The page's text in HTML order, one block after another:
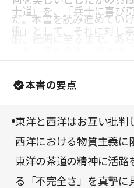
だ。本書を読み進めてい
方が影響していることが
みがない人でも、「真の
にでも偉大を考える」と
るところがあるのではな
士道』を、「兵士に喜び
術」として、それに対し
化の価値を軽視してしま
化」になっていないか、
葉は、今の時代を生きる
のである。
本書の要点
東洋と西洋はお互い批判
西洋における物質主義に
東洋の茶道の精神に活路
る「不完全さ」を真摯に